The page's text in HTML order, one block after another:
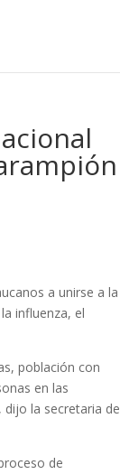
a unirse a la
influenza, el
población con
en las
dijo la secretaria de
de